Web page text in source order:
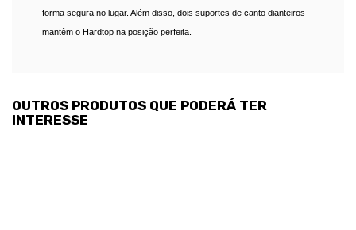
forma segura no lugar. Além disso, dois suportes de canto dianteiros
mantêm o Hardtop na posição perfeita.
OUTROS PRODUTOS QUE PODERÁ TER
INTERESSE